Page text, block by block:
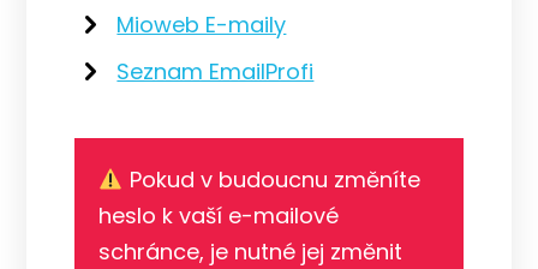
Mioweb E-maily
Seznam EmailProfi
Pokud v budoucnu změníte
heslo k vaší e-mailové
schránce, je nutné jej změnit